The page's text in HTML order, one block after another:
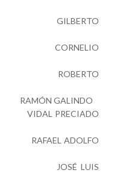
DEM GILBERTO
DEM CORNELIO
DEM ROBERTO
RAMÓN GALINDO
VIDAL PRECIADO
RAFAEL ADOLFO
DEM JOSÉ LUIS